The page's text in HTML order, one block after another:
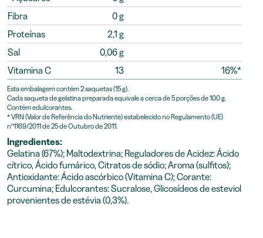
Fibra
0 g
Proteínas
2,1 g
Sal
0,06 g
Vitamina C
13 16%*
Esta embalagem contém 2 saquetas (15 g).
Cada saqueta de gelatina preparada equivale a cerca de 5 porções de 100 g.
Contém edulcorantes.
* VRN (Valor de Referência do Nutriente) estabelecido no Regulamento (UE)
nº1169/2011 de 25 de Outubro de 2011.
Ingredientes:
Gelatina (67%); Maltodextrina; Reguladores de Acidez: Ácido
cítrico, Ácido fumárico, Citratos de sódio; Aroma (sulfitos);
Antioxidante: Ácido ascórbico (Vitamina C); Corante:
Curcumina; Edulcorantes: Sucralose, Glicosídeos de esteviol
provenientes de estévia (0,3%).